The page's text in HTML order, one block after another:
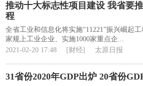
推动十大标志性项目建设 我省要
程
全省工业和信息化将实施“11221”振兴崛起工
家规上工业企业、实施1000家重点企...
2021-02-20 17:48
[财经] 太原日报
31省份2020年GDP出炉 20省份